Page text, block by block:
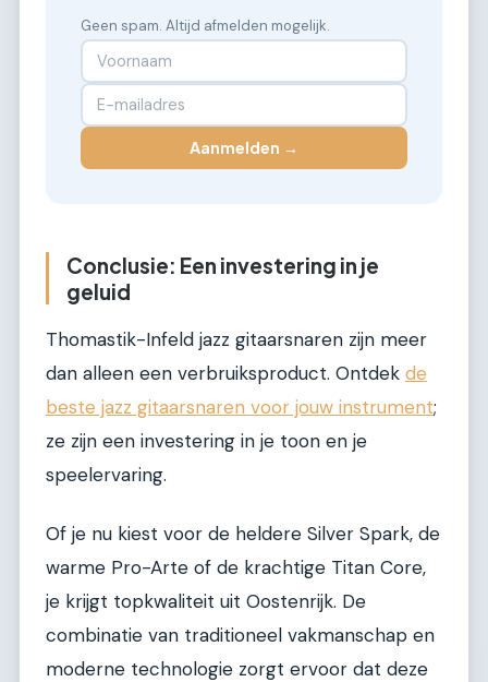
Geen spam. Altijd afmelden mogelijk.
Aanmelden →
Conclusie: Een investering in je
geluid
Thomastik-Infeld jazz gitaarsnaren zijn meer
dan alleen een verbruiksproduct. Ontdek de
beste jazz gitaarsnaren voor jouw instrument;
ze zijn een investering in je toon en je
speelervaring.
Of je nu kiest voor de heldere Silver Spark, de
warme Pro-Arte of de krachtige Titan Core,
je krijgt topkwaliteit uit Oostenrijk. De
combinatie van traditioneel vakmanschap en
moderne technologie zorgt ervoor dat deze